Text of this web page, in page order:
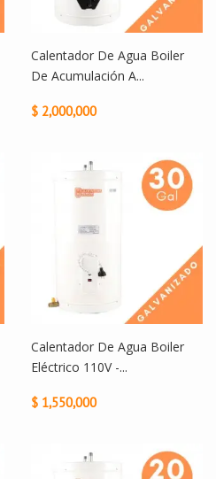
Calentador De Agua Boiler
De Acumulación A...
$ 2,000,000
Calentador De Agua Boiler
Eléctrico 110V -...
$ 1,550,000